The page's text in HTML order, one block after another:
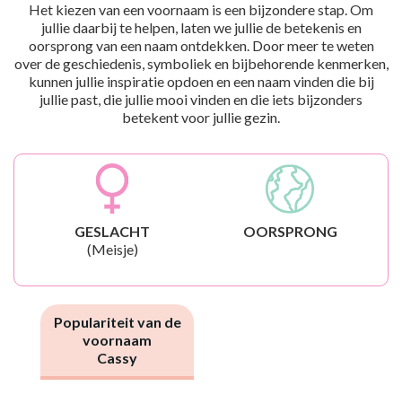
Het kiezen van een voornaam is een bijzondere stap. Om
jullie daarbij te helpen, laten we jullie de betekenis en
oorsprong van een naam ontdekken. Door meer te weten
over de geschiedenis, symboliek en bijbehorende kenmerken,
kunnen jullie inspiratie opdoen en een naam vinden die bij
jullie past, die jullie mooi vinden en die iets bijzonders
betekent voor jullie gezin.
GESLACHT
(Meisje)
OORSPRONG
Populariteit van de
voornaam
Cassy